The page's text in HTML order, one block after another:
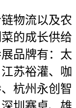
物流以及农
的成长供给
品牌有：太
苏裕灌、咖
杭州永创智